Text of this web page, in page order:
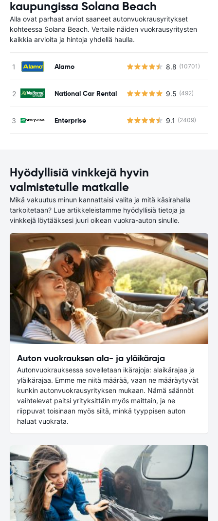
kaupungissa Solana Beach
Alla ovat parhaat arviot saaneet autonvuokrausyritykset
kohteessa Solana Beach. Vertaile näiden vuokrausyritysten
kaikkia arvioita ja hintoja yhdellä haulla.
Alamo 8.8 (10701)
National Car Rental 9.5 (492)
Enterprise 9.1 (2409)
Hyödyllisiä vinkkejä hyvin
valmistetulle matkalle
Mikä vakuutus minun kannattaisi valita ja mitä käsirahalla
tarkoitetaan? Lue artikkeleistamme hyödyllisiä tietoja ja
vinkkejä löytääksesi juuri oikean vuokra-auton sinulle.
Auton vuokrauksen ala- ja yläikäraja
Autonvuokrauksessa sovelletaan ikärajoja: alaikärajaa ja
yläikärajaa. Emme me niitä määrää, vaan ne määräytyvät
kunkin autonvuokrausyrityksen mukaan. Nämä säännöt
vaihtelevat paitsi yrityksittäin myös maittain, ja ne
riippuvat toisinaan myös siitä, minkä tyyppisen auton
haluat vuokrata.